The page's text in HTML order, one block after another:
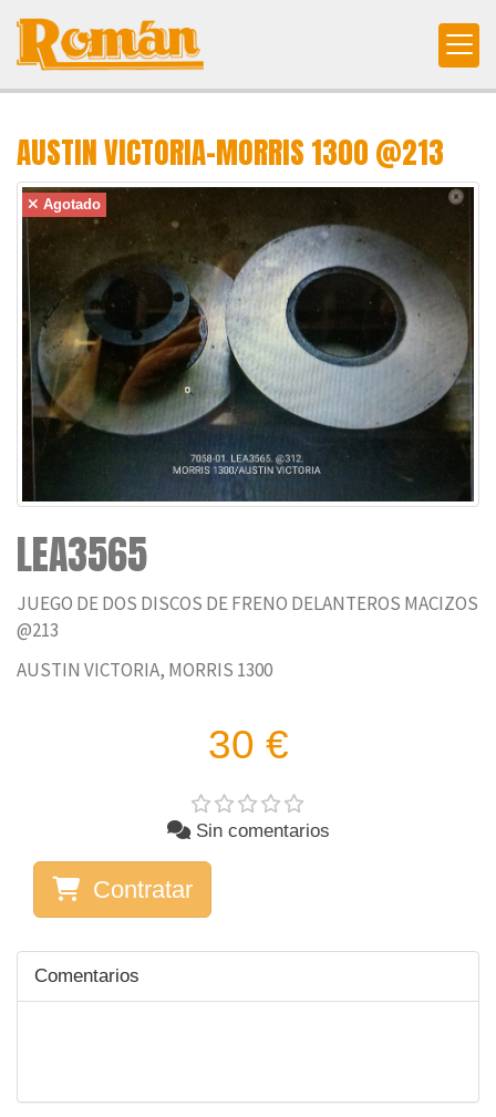
AUSTIN VICTORIA-MORRIS 1300 @213
Agotado
LEA3565
JUEGO DE DOS DISCOS DE FRENO DELANTEROS MACIZOS
@213
AUSTIN VICTORIA, MORRIS 1300
30 €
Sin comentarios
Contratar
Comentarios